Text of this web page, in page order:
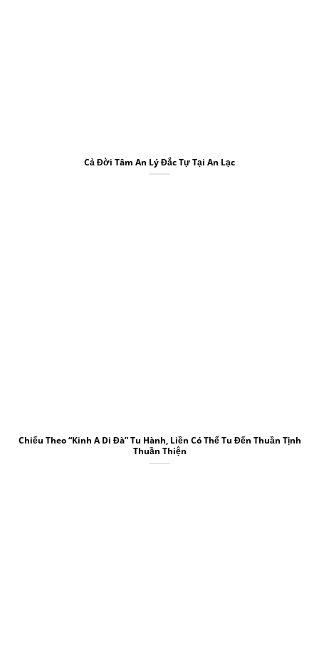
Cả Đời Tâm An Lý Đắc Tự Tại An Lạc
Chiếu Theo “Kinh A Di Đà” Tu Hành, Liền Có Thể Tu Đến Thuần Tịnh
Thuần Thiện